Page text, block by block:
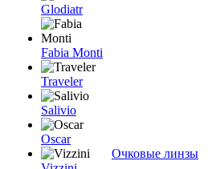
Glodiatr
Fabia Monti
Traveler
Salivio
Oscar
Очковые линзы